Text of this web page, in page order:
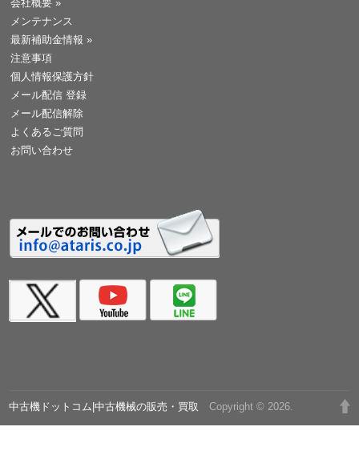
会社概要 »
メンテナンス
最新補助金情報 »
注意事項
個人情報保護方針
メール配信 登録
メール配信解除
よくあるご質問
お問い合わせ
中古機ドットコム|中古機械の販売・買取 Copyright © 2026.